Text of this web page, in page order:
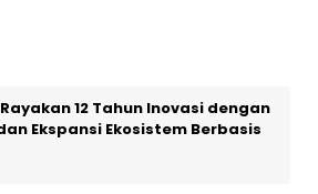
12 Tahun Inovasi dengan
Ekspansi Ekosistem Berbasis